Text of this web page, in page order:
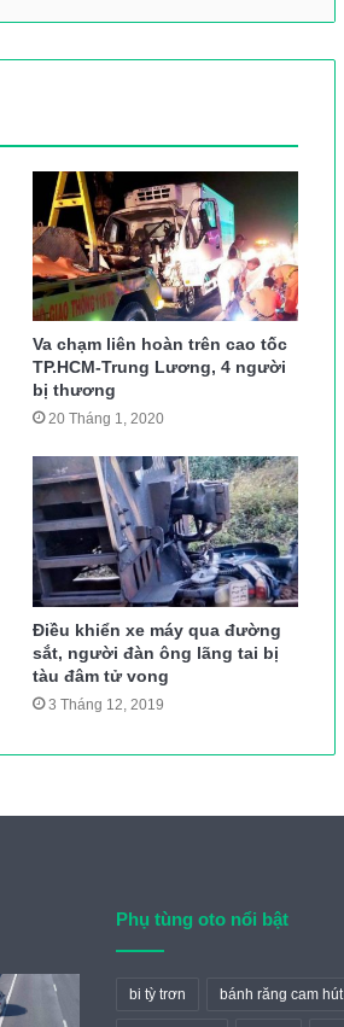
Va chạm liên hoàn trên cao tốc
TP.HCM-Trung Lương, 4 người
bị thương
20 Tháng 1, 2020
Điều khiển xe máy qua đường
sắt, người đàn ông lãng tai bị
tàu đâm tử vong
3 Tháng 12, 2019
Phụ tùng oto nổi bật
bi tỳ trơn bánh răng cam hút